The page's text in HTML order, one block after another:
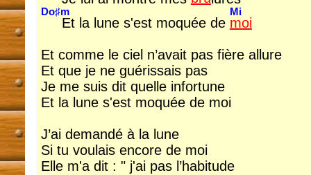
Do♯m
Et la lune s'est moquée de
Mi
moi
Et comme le ciel n’avait pas fière allure
Et que je ne guérissais pas
Je me suis dit quelle infortune
Et la lune s'est moquée de moi
J’ai demandé à la lune
Si tu voulais encore de moi
Elle m'a dit : " j'ai pas l’habitude